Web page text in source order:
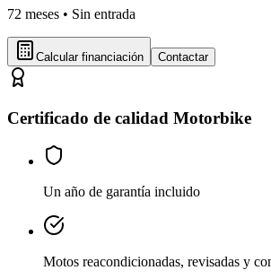
72 meses • Sin entrada
Calcular financiación Contactar
Certificado de calidad Motorbike
Un año de garantía incluido
Motos reacondicionadas, revisadas y